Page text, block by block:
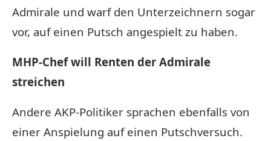
Admirale und warf den Unterzeichnern sogar
vor, auf einen Putsch angespielt zu haben.
MHP-Chef will Renten der Admirale
streichen
Andere AKP-Politiker sprachen ebenfalls von
einer Anspielung auf einen Putschversuch.